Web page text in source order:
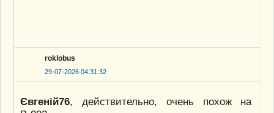
roklobus
29-07-2026 04:31:32
Євгеній76, действительно, очень похож на